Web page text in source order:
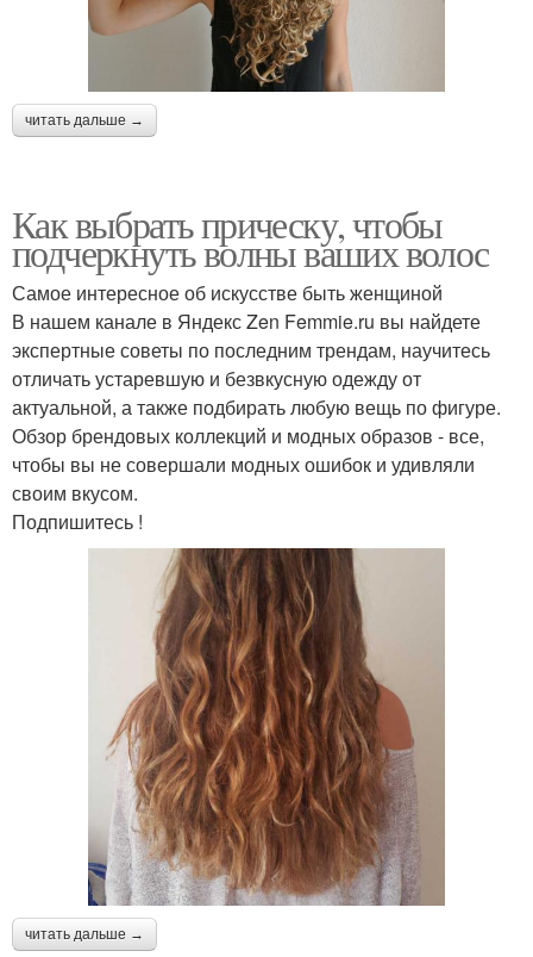
читать дальше →
Как выбрать прическу, чтобы
подчеркнуть волны ваших волос
Самое интересное об искусстве быть женщиной
В нашем канале в Яндекс Zen Femmie.ru вы найдете
экспертные советы по последним трендам, научитесь
отличать устаревшую и безвкусную одежду от
актуальной, а также подбирать любую вещь по фигуре.
Обзор брендовых коллекций и модных образов - все,
чтобы вы не совершали модных ошибок и удивляли
своим вкусом.
Подпишитесь !
читать дальше →